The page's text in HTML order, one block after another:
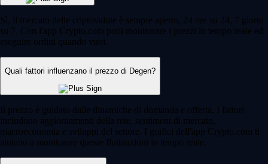
Sì, il mercato delle criptovalute è sempre aperto, 24 ore su 24, 7 giorni
su 7. Con l'app Crypto.com puoi monitorare i prezzi in tempo reale ed
eseguire ordini quando vuoi.
Quali fattori influenzano il prezzo di Degen?
Il prezzo è guidato dalle dinamiche di domanda e offerta. I fattori
includono aggiornamenti della rete, sentiment di mercato,
macroeconomia e sviluppi del settore. I grafici dell'app Crypto.com ti
aiutano a monitorare queste fluttuazioni in tempo reale.